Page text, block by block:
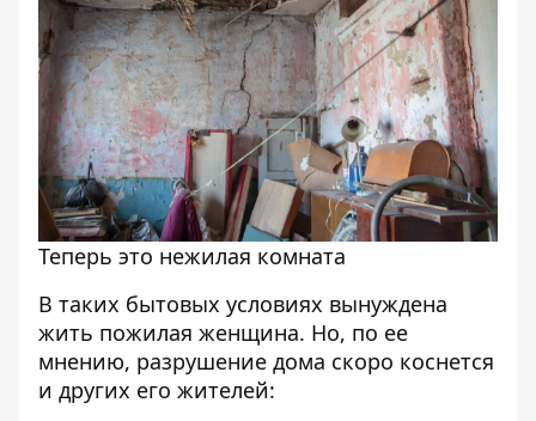
Теперь это нежилая комната
В таких бытовых условиях вынуждена
жить пожилая женщина. Но, по ее
мнению, разрушение дома скоро коснется
и других его жителей: